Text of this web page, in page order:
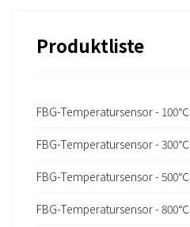
Produktliste
FBG-Temperatursensor - 100℃
FBG-Temperatursensor - 300℃
FBG-Temperatursensor - 500℃
FBG-Temperatursensor - 800℃